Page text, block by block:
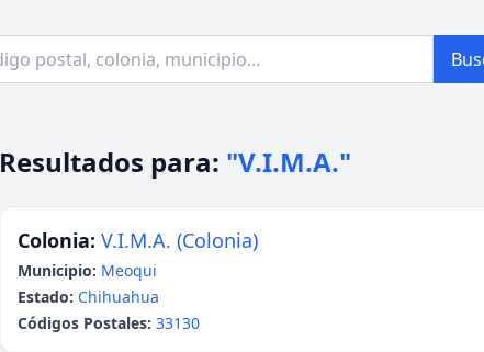
Resultados para: "V.I.M.A."
Colonia: V.I.M.A. (Colonia)
Municipio: Meoqui
Estado: Chihuahua
Códigos Postales: 33130